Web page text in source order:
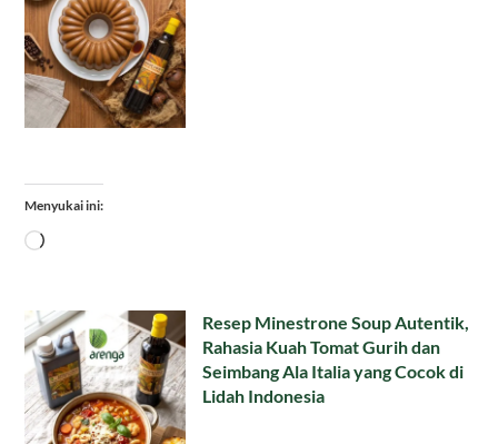
Menyukai ini:
Memuat...
Resep Minestrone Soup Autentik,
Rahasia Kuah Tomat Gurih dan
Seimbang Ala Italia yang Cocok di
Lidah Indonesia